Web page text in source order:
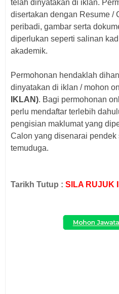
telah dinyatakan di iklan.
disertakan dengan Resume /
peribadi, gambar serta
diperlukan seperti salinan
akademik.
Permohonan hendaklah
dinyatakan di iklan / mohon
IKLAN). Bagi permohonan
perlu mendaftar terlebih
pengisian maklumat yang
Calon yang disenarai pendek
temuduga.
Tarikh Tutup : SILA RUJUK